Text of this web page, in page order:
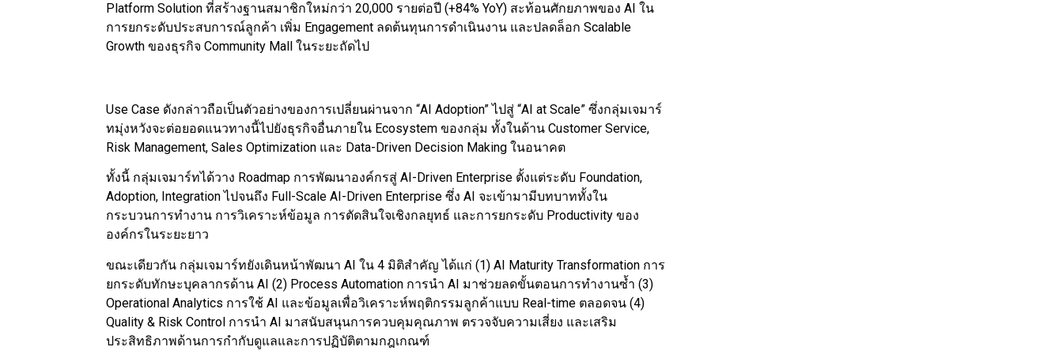
Platform Solution ที่สร้างฐานสมาชิกใหม่กว่า 20,000 รายต่อปี (+84% YoY) สะท้อนศักยภาพของ AI ใน
การยกระดับประสบการณ์ลูกค้า เพิ่ม Engagement ลดต้นทุนการดำเนินงาน และปลดล็อก Scalable
Growth ของธุรกิจ Community Mall ในระยะถัดไป
Use Case ดังกล่าวถือเป็นตัวอย่างของการเปลี่ยนผ่านจาก “AI Adoption” ไปสู่ “AI at Scale” ซึ่งกลุ่มเจมาร์
ทมุ่งหวังจะต่อยอดแนวทางนี้ไปยังธุรกิจอื่นภายใน Ecosystem ของกลุ่ม ทั้งในด้าน Customer Service,
Risk Management, Sales Optimization และ Data-Driven Decision Making ในอนาคต
ทั้งนี้ กลุ่มเจมาร์ทได้วาง Roadmap การพัฒนาองค์กรสู่ AI-Driven Enterprise ตั้งแต่ระดับ Foundation,
Adoption, Integration ไปจนถึง Full-Scale AI-Driven Enterprise ซึ่ง AI จะเข้ามามีบทบาททั้งใน
กระบวนการทำงาน การวิเคราะห์ข้อมูล การตัดสินใจเชิงกลยุทธ์ และการยกระดับ Productivity ของ
องค์กรในระยะยาว
ขณะเดียวกัน กลุ่มเจมาร์ทยังเดินหน้าพัฒนา AI ใน 4 มิติสำคัญ ได้แก่ (1) AI Maturity Transformation การ
ยกระดับทักษะบุคลากรด้าน AI (2) Process Automation การนำ AI มาช่วยลดขั้นตอนการทำงานซ้ำ (3)
Operational Analytics การใช้ AI และข้อมูลเพื่อวิเคราะห์พฤติกรรมลูกค้าแบบ Real-time ตลอดจน (4)
Quality & Risk Control การนำ AI มาสนับสนุนการควบคุมคุณภาพ ตรวจจับความเสี่ยง และเสริม
ประสิทธิภาพด้านการกำกับดูแลและการปฏิบัติตามกฎเกณฑ์